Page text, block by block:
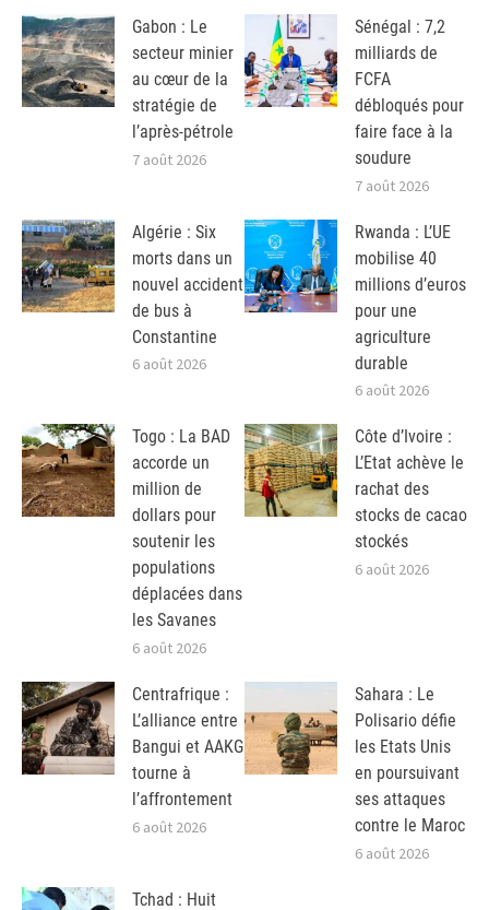
Gabon : Le
secteur minier
au cœur de la
stratégie de
l’après-pétrole
7 août 2026
Sénégal : 7,2
milliards de
FCFA
débloqués pour
faire face à la
soudure
7 août 2026
Algérie : Six
morts dans un
nouvel accident
de bus à
Constantine
6 août 2026
Rwanda : L’UE
mobilise 40
millions d’euros
pour une
agriculture
durable
6 août 2026
Togo : La BAD
accorde un
million de
dollars pour
soutenir les
populations
déplacées dans
les Savanes
6 août 2026
Côte d’Ivoire :
L’Etat achève le
rachat des
stocks de cacao
stockés
6 août 2026
Centrafrique :
L’alliance entre
Bangui et AAKG
tourne à
l’affrontement
6 août 2026
Sahara : Le
Polisario défie
les Etats Unis
en poursuivant
ses attaques
contre le Maroc
6 août 2026
Tchad : Huit